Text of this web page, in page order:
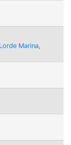
Marina,